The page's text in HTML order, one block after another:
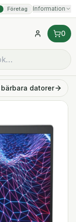
Företag Information
0
bärbara datorer